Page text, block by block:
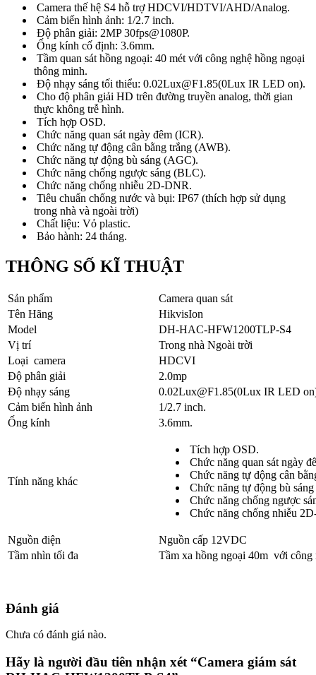
Camera thế hệ S4 hỗ trợ HDCVI/HDTVI/AHD/Analog.
Cảm biến hình ảnh: 1/2.7 inch.
Độ phân giải: 2MP 30fps@1080P.
Ống kính cố định: 3.6mm.
Tầm quan sát hồng ngoại: 40 mét với công nghệ hồng ngoại
thông minh.
Độ nhạy sáng tối thiểu: 0.02Lux@F1.85(0Lux IR LED on).
Cho độ phân giải HD trên đường truyền analog, thời gian
thực không trễ hình.
Tích hợp OSD.
Chức năng quan sát ngày đêm (ICR).
Chức năng tự động cân bằng trắng (AWB).
Chức năng tự động bù sáng (AGC).
Chức năng chống ngược sáng (BLC).
Chức năng chống nhiễu 2D-DNR.
Tiêu chuẩn chống nước và bụi: IP67 (thích hợp sử dụng
trong nhà và ngoài trời)
Chất liệu: Vỏ plastic.
Bảo hành: 24 tháng.
THÔNG SỐ KĨ THUẬT
Sản phẩm
Camera quan sát
Tên Hãng
HikvisIon
Model
DH-HAC-HFW1200TLP-S4
Vị trí
Trong nhà Ngoài trời
Loại camera
HDCVI
Độ phân giải
2.0mp
Độ nhạy sáng
0.02Lux@F1.85(0Lux IR LED
Cảm biến hình ảnh
1/2.7 inch.
Ống kính
3.6mm.
Tính năng khác
Tích hợp OSD.
Chức năng quan sát ngày
Chức năng tự động cân
Chức năng tự động bù
Chức năng chống ngược
Chức năng chống nhiễu
Nguồn điện
Nguồn cấp 12VDC
Tầm nhìn tối đa
Tầm xa hồng ngoại 40m với công
Đánh giá
Chưa có đánh giá nào.
Hãy là người đầu tiên nhận xét “Camera giám sát